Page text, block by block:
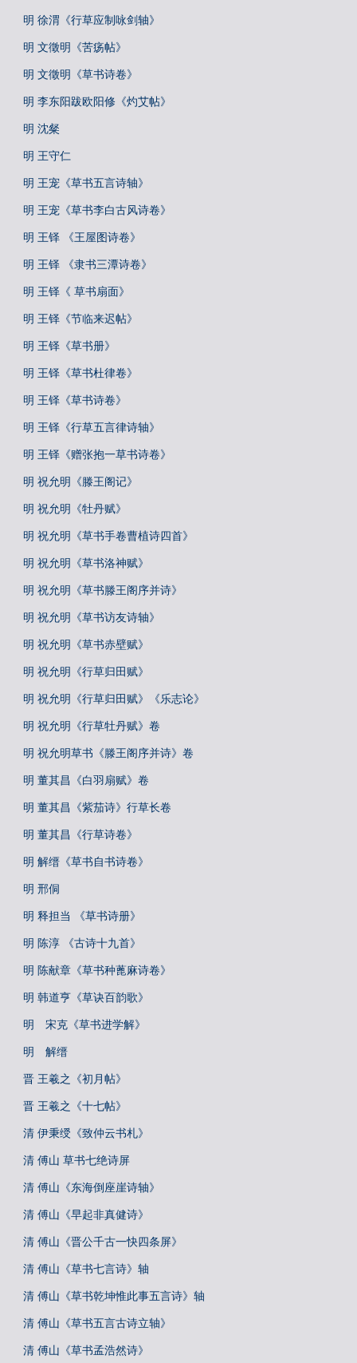
明 徐渭《行草应制咏剑轴》
明 文徵明《苦疡帖》
明 文徵明《草书诗卷》
明 李东阳跋欧阳修《灼艾帖》
明 沈粲
明 王守仁
明 王宠《草书五言诗轴》
明 王宠《草书李白古风诗卷》
明 王铎 《王屋图诗卷》
明 王铎 《隶书三潭诗卷》
明 王铎《 草书扇面》
明 王铎《节临来迟帖》
明 王铎《草书册》
明 王铎《草书杜律卷》
明 王铎《草书诗卷》
明 王铎《行草五言律诗轴》
明 王铎《赠张抱一草书诗卷》
明 祝允明《滕王阁记》
明 祝允明《牡丹赋》
明 祝允明《草书手卷曹植诗四首》
明 祝允明《草书洛神赋》
明 祝允明《草书滕王阁序并诗》
明 祝允明《草书访友诗轴》
明 祝允明《草书赤壁赋》
明 祝允明《行草归田赋》
明 祝允明《行草归田赋》《乐志论》
明 祝允明《行草牡丹赋》卷
明 祝允明草书《滕王阁序并诗》卷
明 董其昌《白羽扇赋》卷
明 董其昌《紫茄诗》行草长卷
明 董其昌《行草诗卷》
明 解缙《草书自书诗卷》
明 邢侗
明 释担当 《草书诗册》
明 陈淳 《古诗十九首》
明 陈献章《草书种蓖麻诗卷》
明 韩道亨《草诀百韵歌》
明 宋克《草书进学解》
明 解缙
晋 王羲之《初月帖》
晋 王羲之《十七帖》
清 伊秉绶《致仲云书札》
清 傅山 草书七绝诗屏
清 傅山《东海倒座崖诗轴》
清 傅山《早起非真健诗》
清 傅山《晋公千古一快四条屏》
清 傅山《草书七言诗》轴
清 傅山《草书乾坤惟此事五言诗》轴
清 傅山《草书五言古诗立轴》
清 傅山《草书孟浩然诗》